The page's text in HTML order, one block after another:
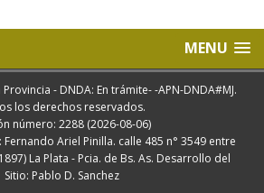
MENU
- DNDA: En trámite- -APN-DNDA#MJ.
los derechos reservados.
número: 2288 (2026-08-06)
Ariel Pinilla. calle 485 n° 3549 entre
La Plata - Pcia. de Bs. As. Desarrollo del
Sitio: Pablo D. Sanchez